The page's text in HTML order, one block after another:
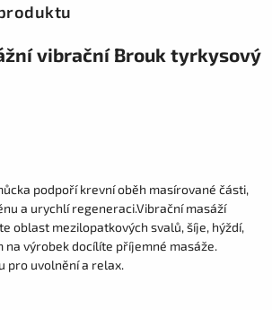
vibrační Brouk tyrkysový
podpoří krevní oběh masírované části,
a urychlí regeneraci.Vibrační masáží
oblast mezilopatkových svalů, šíje, hýždí,
na výrobek docílíte příjemné masáže.
pro uvolnění a relax.